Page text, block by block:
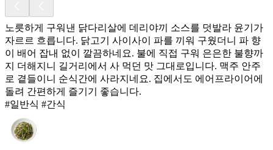
노릇하게 구워낸 닭다리살에 데리야끼 소스를 덧발라 윤기가
자르르 흐릅니다. 닭고기 사이사이 파를 끼워 구웠더니 파 향
이 배어 잡내 없이 깔끔하네요. 불에 직접 구워 은은한 불향까
지 더해지니 길거리에서 사 먹던 맛 그대로입니다. 맥주 안주
로 곁들이니 순식간에 사라지네요. 집에서도 에어프라이어에
돌려 간편하게 즐기기 좋습니다.
#일반식 #간식